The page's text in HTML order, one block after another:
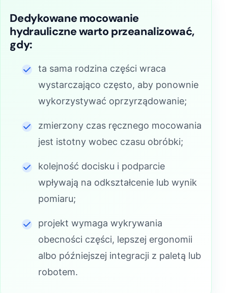
Dedykowane mocowanie
hydrauliczne warto przeanalizować,
gdy:
ta sama rodzina części wraca
wystarczająco często, aby ponownie
wykorzystywać oprzyrządowanie;
zmierzony czas ręcznego mocowania
jest istotny wobec czasu obróbki;
kolejność docisku i podparcie
wpływają na odkształcenie lub wynik
pomiaru;
projekt wymaga wykrywania
obecności części, lepszej ergonomii
albo późniejszej integracji z paletą lub
robotem.